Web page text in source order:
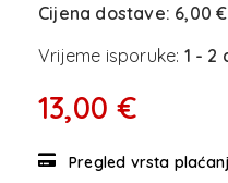
Cijena dostave: 6,00 €
Vrijeme isporuke: 1 - 2
13,00 €
Pregled vrsta